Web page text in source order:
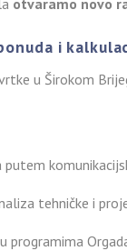
i
u Širokom
tehničke i
programima